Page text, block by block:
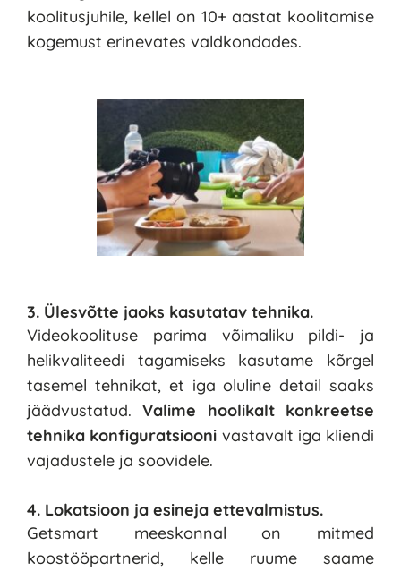
koolitusjuhile, kellel on 10+ aastat koolitamise
kogemust erinevates valdkondades.
3. Ülesvõtte jaoks kasutatav tehnika.
Videokoolituse parima võimaliku pildi- ja
helikvaliteedi tagamiseks kasutame kõrgel
tasemel tehnikat, et iga oluline detail saaks
jäädvustatud. Valime hoolikalt konkreetse
tehnika konfiguratsiooni vastavalt iga kliendi
vajadustele ja soovidele.
4. Lokatsioon ja esineja ettevalmistus.
Getsmart meeskonnal on mitmed
koostööpartnerid, kelle ruume saame